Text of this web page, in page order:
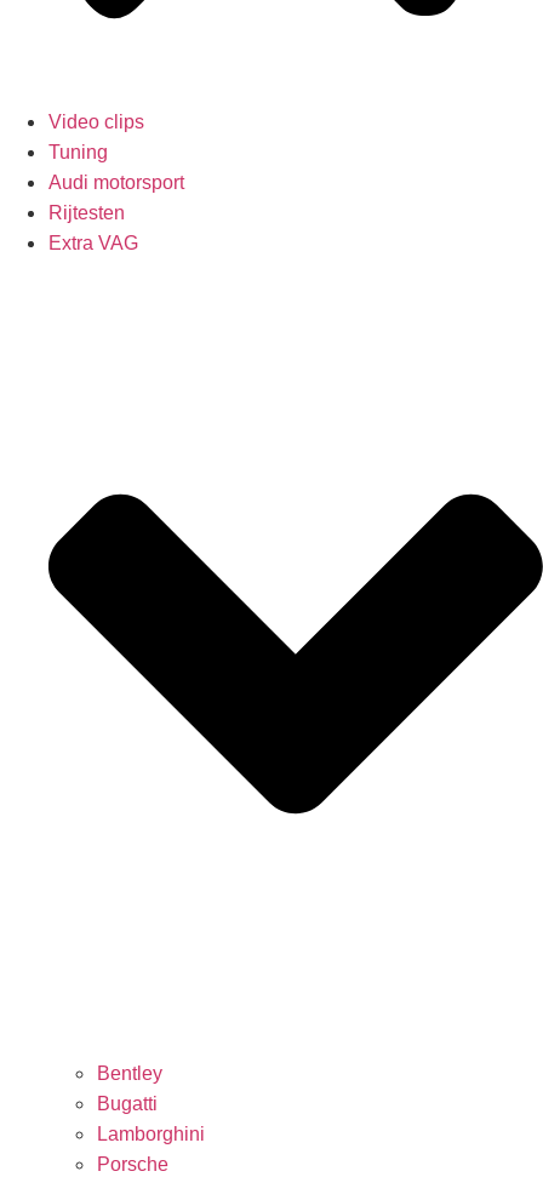
Video clips
Tuning
Audi motorsport
Rijtesten
Extra VAG
Bentley
Bugatti
Lamborghini
Porsche